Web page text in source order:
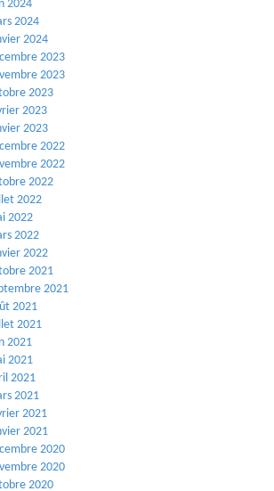
2024
2024
2024
2023
2023
2023
2023
2023
2022
2022
2022
2022
2022
2022
2022
2021
2021
2021
2021
2021
2021
2021
2021
2021
2021
2020
2020
2020